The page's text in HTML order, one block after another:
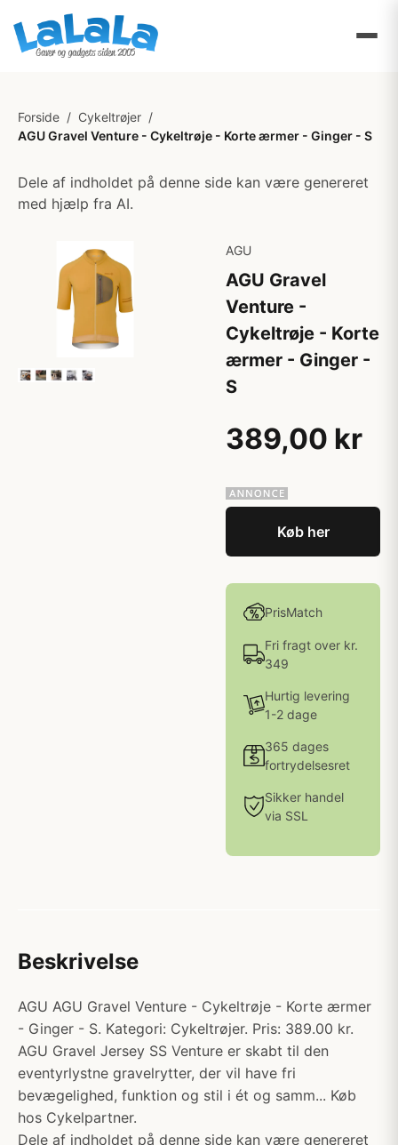
Forside / Cykeltrøjer /
AGU Gravel Venture - Cykeltrøje - Korte ærmer - Ginger - S
Dele af indholdet på denne side kan være genereret
med hjælp fra AI.
AGU
AGU Gravel
Venture -
Cykeltrøje - Korte
ærmer - Ginger -
S
389,00 kr
Køb her
PrisMatch
Fri fragt over kr.
349
Hurtig levering
1-2 dage
365 dages
fortrydelsesret
Sikker handel
via SSL
Beskrivelse
AGU AGU Gravel Venture - Cykeltrøje - Korte ærmer
- Ginger - S. Kategori: Cykeltrøjer. Pris: 389.00 kr.
AGU Gravel Jersey SS Venture er skabt til den
eventyrlystne gravelrytter, der vil have fri
bevægelighed, funktion og stil i ét og samm... Køb
hos Cykelpartner.
Dele af indholdet på denne side kan være genereret